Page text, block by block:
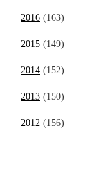
2016 (163)
2015 (149)
2014 (152)
2013 (150)
2012 (156)